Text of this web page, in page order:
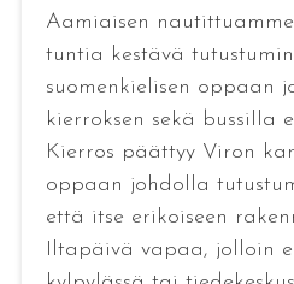
Aamiaisen
tuntia kestävä
suomenkielisen oppaan
kierroksen sekä bussilla
Kierros päättyy Viron
oppaan johdolla
että itse erikoiseen
Iltapäivä vapaa, jolloin